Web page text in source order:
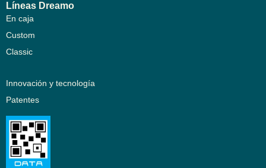
Líneas Dreamo
En caja
Custom
Classic
Innovación y tecnología
Patentes